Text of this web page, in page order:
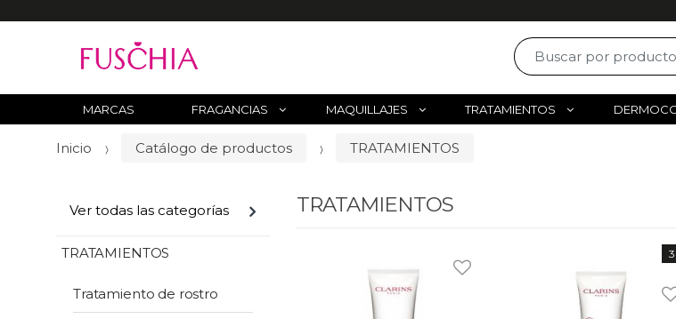
c
r
MARCAS FRAGANCIAS MAQUILLAJES TRATAMIENTOS
Inicio Catálogo de productos TRATAMIENTOS
TRATAMIENTOS
Ver todas las categorías
TRATAMIENTOS
Tratamiento de rostro